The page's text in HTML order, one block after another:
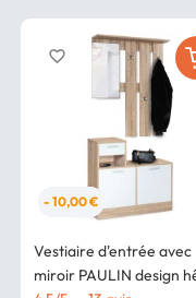
- 10,00 €
Vestiaire d'entrée avec
miroir PAULIN design
favorite_border